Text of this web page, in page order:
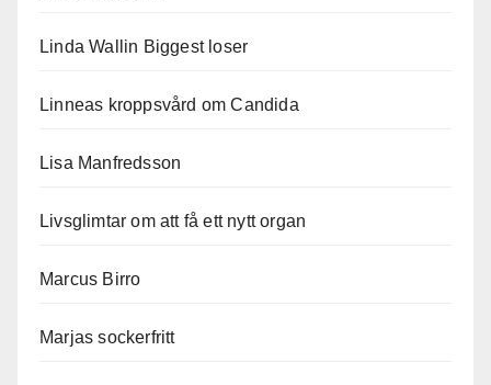
Linda Wallin Biggest loser
Linneas kroppsvård om Candida
Lisa Manfredsson
Livsglimtar om att få ett nytt organ
Marcus Birro
Marjas sockerfritt